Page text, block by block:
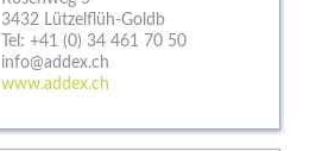
3432 Lützelflüh-Goldb
Tel: +41 (0) 34 461 70 50
info@addex.ch
www.addex.ch